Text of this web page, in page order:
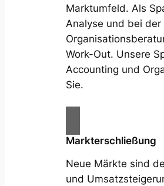
Marktumfeld. Als
Analyse und bei der
Work-Out. Unsere
Accounting und
Sie.
Markterschließung
Neue Märkte sind
und